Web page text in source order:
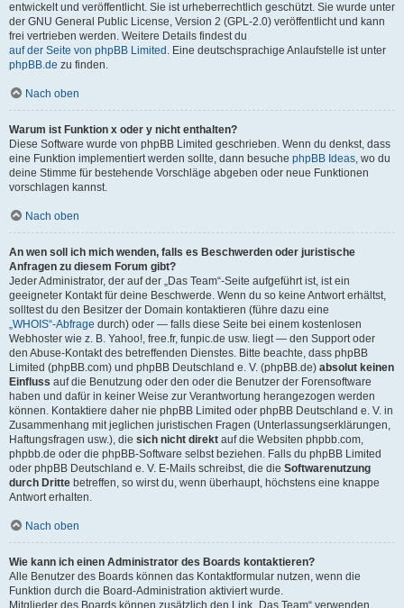
entwickelt und veröffentlicht. Sie ist urheberrechtlich geschützt. Sie wurde unter
der GNU General Public License, Version 2 (GPL-2.0) veröffentlicht und kann
frei vertrieben werden. Weitere Details findest du
auf der Seite von phpBB Limited . Eine deutschsprachige Anlaufstelle ist unter
phpBB.de zu finden.
Nach oben
Warum ist Funktion x oder y nicht enthalten?
Diese Software wurde von phpBB Limited geschrieben. Wenn du denkst, dass
eine Funktion implementiert werden sollte, dann besuche phpBB Ideas, wo du
deine Stimme für bestehende Vorschläge abgeben oder neue Funktionen
vorschlagen kannst.
Nach oben
An wen soll ich mich wenden, falls es Beschwerden oder juristische
Anfragen zu diesem Forum gibt?
Jeder Administrator, der auf der „Das Team“-Seite aufgeführt ist, ist ein
geeigneter Kontakt für deine Beschwerde. Wenn du so keine Antwort erhältst,
solltest du den Besitzer der Domain kontaktieren (führe dazu eine
„WHOIS“-Abfrage durch) oder — falls diese Seite bei einem kostenlosen
Webhoster wie z. B. Yahoo!, free.fr, funpic.de usw. liegt — den Support oder
den Abuse-Kontakt des betreffenden Dienstes. Bitte beachte, dass phpBB
Limited (phpBB.com) und phpBB Deutschland e. V. (phpBB.de) absolut keinen
Einfluss auf die Benutzung oder den oder die Benutzer der Forensoftware
haben und dafür in keiner Weise zur Verantwortung herangezogen werden
können. Kontaktiere daher nie phpBB Limited oder phpBB Deutschland e. V. in
Zusammenhang mit jeglichen juristischen Fragen (Unterlassungserklärungen,
Haftungsfragen usw.), die sich nicht direkt auf die Websiten phpbb.com,
phpbb.de oder die phpBB-Software selbst beziehen. Falls du phpBB Limited
oder phpBB Deutschland e. V. E-Mails schreibst, die die Softwarenutzung
durch Dritte betreffen, so wirst du, wenn überhaupt, höchstens eine knappe
Antwort erhalten.
Nach oben
Wie kann ich einen Administrator des Boards kontaktieren?
Alle Benutzer des Boards können das Kontaktformular nutzen, wenn die
Funktion durch die Board-Administration aktiviert wurde.
Mitglieder des Boards können zusätzlich den Link „Das Team“ verwenden.